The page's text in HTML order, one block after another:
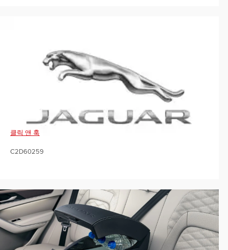
클릭 앤 훅
C2D60259